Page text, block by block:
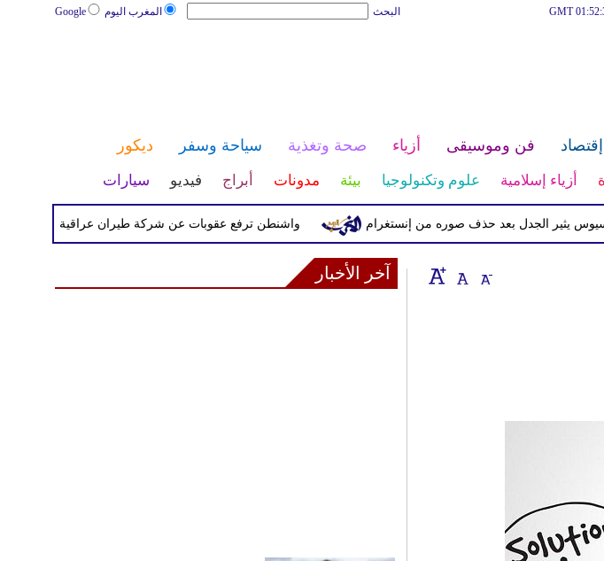
المغرب اليوم Google البحث
إقتصاد فن وموسيقى أزياء صحة وتغذية سياحة وسفر ديكور
أزياء إسلامية علوم وتكنولوجيا بيئة مدونات أبراج فيديو سيارات
واشنطن ترفع عقوبات عن شركة طيران عراقية كانت مدرجة بسبب الجدل بعد حذف صوره من إنستغرام
آخر الأخبار